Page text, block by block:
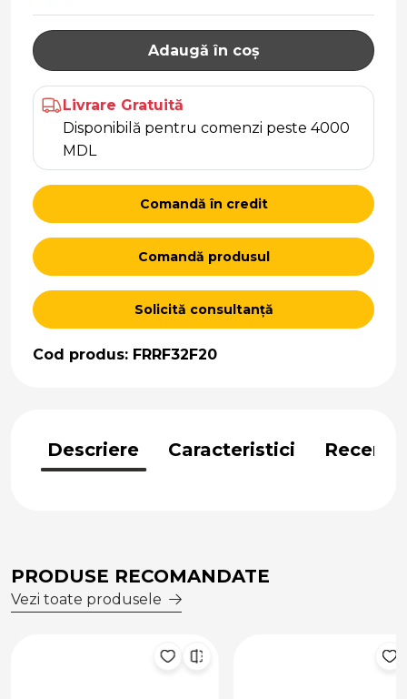
Adaugă în coș
Livrare Gratuită
Disponibilă pentru comenzi peste 4000
MDL
Comandă în credit
Comandă produsul
Solicită consultanță
Cod produs: FRRF32F20
Descriere Caracteristici
PRODUSE RECOMANDATE
Vezi toate produsele